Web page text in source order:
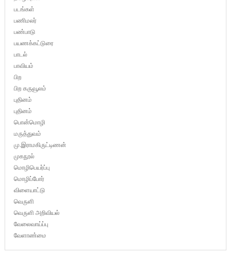
படங்கள்
பணிமலர்
பண்பாடு
பயணக்கட்டுரை
பாடல்
பாவியம்
பிற
பிற கருவூலம்
புதினம்
புதினம்
பொன்மொழி
மருத்துவம்
மு.இராமகிருட்டிணன்
முகநூல்
மொழிபெயர்ப்பு
மொழிப்போர்
விளையாட்டு
வெருளி
வெருளி அறிவியல்
வேலைவாய்ப்பு
வேளாண்மை